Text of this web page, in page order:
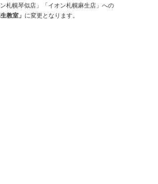
札幌琴似店」「イオン札幌麻生店」への
教室」 に変更となります。